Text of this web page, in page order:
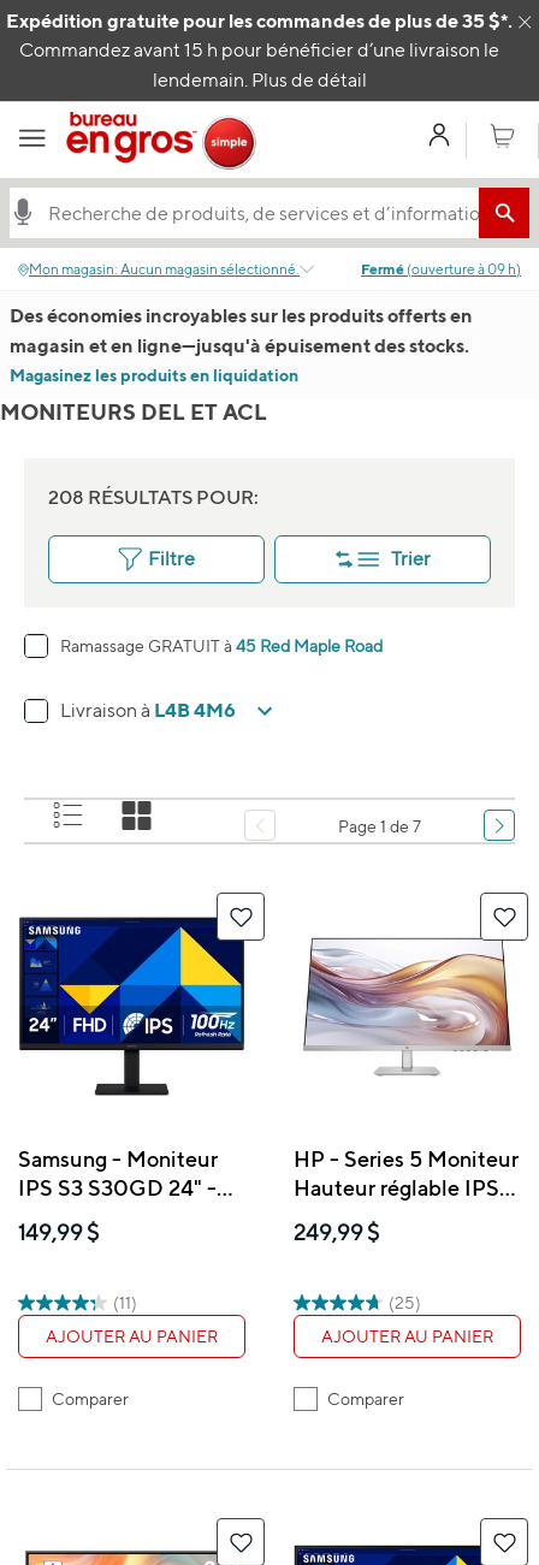
Expédition gratuite pour les commandes de plus de 35 $*.
Commandez avant 15 h pour bénéficier d’une livraison le
lendemain. Plus de détail
MonPanier
Passer au contenu
Mon magasin: Aucun magasin sélectionné. Fermé (ouverture à09 h)
Des économies incroyables sur les produits offerts en
magasin et en ligne—jusqu'à épuisement des stocks.
Magasinez les produits en liquidation
MONITEURS DEL ET ACL
208 RÉSULTATS POUR:
Filtre Trier
Ramassage GRATUIT à 45 Red Maple Road
Livraison à L4B 4M6
Page 1 de 7
Samsung - Moniteur
IPS S3 S30GD 24" -
LS24D300GANXZA
149,99 $
(11)
AJOUTER AU PANIER
Comparer
HP - Series 5 Moniteur
Hauteur réglable IPS
FHD 27 po - 527sh
(94C50AA)
249,99 $
(25)
AJOUTER AU PANIER
Comparer